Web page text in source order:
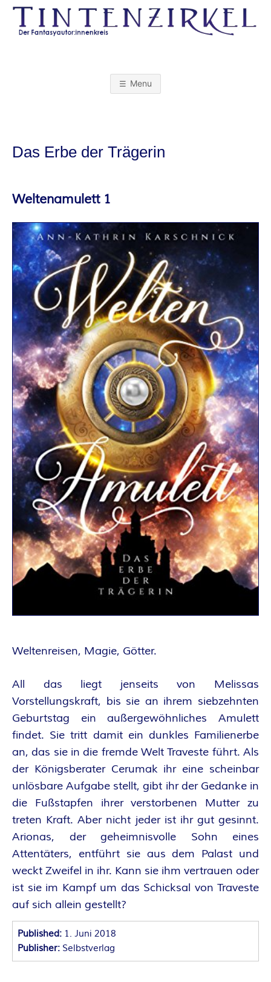
Skip
content
T
N
Z
I
R
K
E
L
–
D
E
R
F
A
N
T
A
S
Y
A
U
T
O
R
:
I
N
N
Menu
Das Erbe der Trägerin
Weltenamulett 1
Weltenreisen, Magie, Götter.
All das liegt jenseits von Melissas
Vorstellungskraft, bis sie an ihrem siebzehnten
Geburtstag ein außergewöhnliches Amulett
findet. Sie tritt damit ein dunkles Familienerbe
an, das sie in die fremde Welt Traveste führt. Als
der Königsberater Cerumak ihr eine scheinbar
unlösbare Aufgabe stellt, gibt ihr der Gedanke in
die Fußstapfen ihrer verstorbenen Mutter zu
treten Kraft. Aber nicht jeder ist ihr gut gesinnt.
Arionas, der geheimnisvolle Sohn eines
Attentäters, entführt sie aus dem Palast und
weckt Zweifel in ihr. Kann sie ihm vertrauen oder
ist sie im Kampf um das Schicksal von Traveste
auf sich allein gestellt?
Published: 1. Juni 2018
Publisher: Selbstverlag